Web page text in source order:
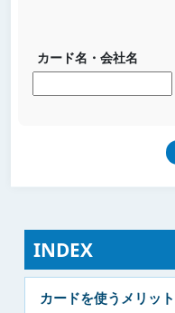
カード名・会社名
INDEX
カードを使うメリット